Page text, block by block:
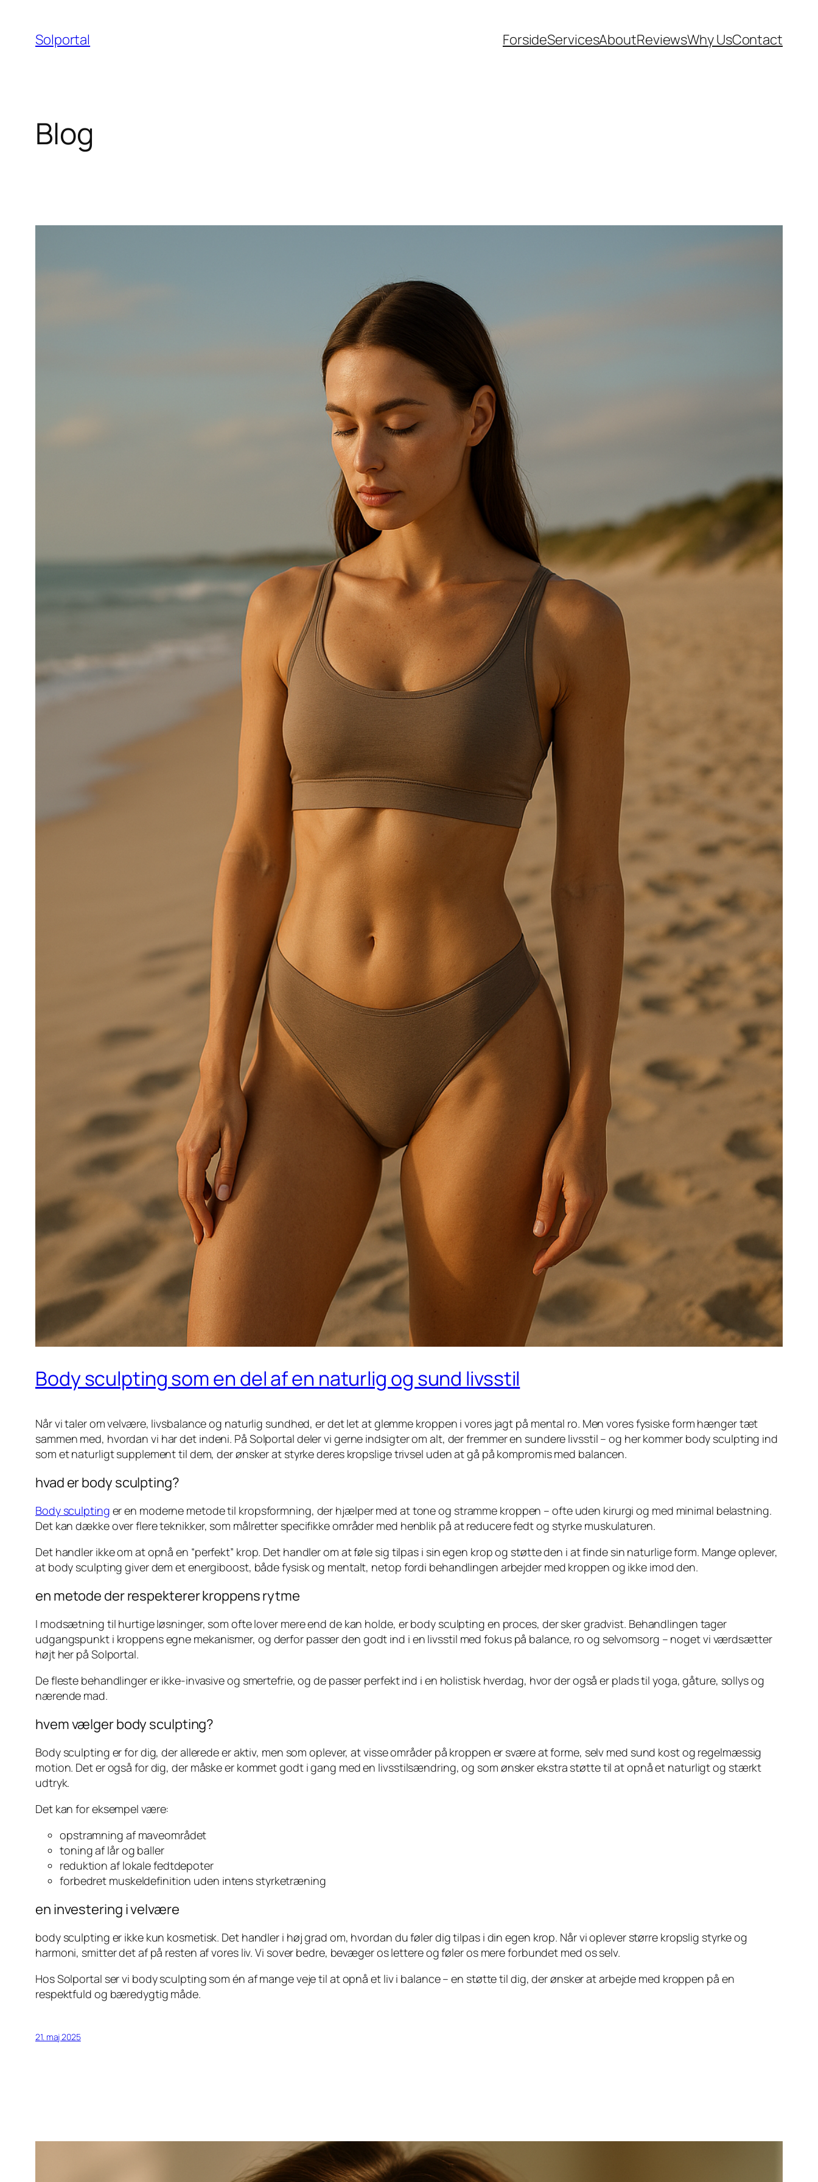
indhold
Solportal ForsideServicesAboutReviewsWhy UsContact
Blog
Body sculpting som en del af en naturlig og sund livsstil
Når vi taler om velvære, livsbalance og naturlig sundhed, er det let at glemme kroppen i vores jagt på mental ro. Men vores fysiske form hænger tæt
sammen med, hvordan vi har det indeni. På Solportal deler vi gerne indsigter om alt, der fremmer en sundere livsstil – og her kommer body sculpting ind
som et naturligt supplement til dem, der ønsker at styrke deres kropslige trivsel uden at gå på kompromis med balancen.
hvad er body sculpting?
Body sculpting er en moderne metode til kropsformning, der hjælper med at tone og stramme kroppen – ofte uden kirurgi og med minimal belastning.
Det kan dække over flere teknikker, som målretter specifikke områder med henblik på at reducere fedt og styrke muskulaturen.
Det handler ikke om at opnå en “perfekt” krop. Det handler om at føle sig tilpas i sin egen krop og støtte den i at finde sin naturlige form. Mange oplever,
at body sculpting giver dem et energiboost, både fysisk og mentalt, netop fordi behandlingen arbejder med kroppen og ikke imod den.
en metode der respekterer kroppens rytme
I modsætning til hurtige løsninger, som ofte lover mere end de kan holde, er body sculpting en proces, der sker gradvist. Behandlingen tager
udgangspunkt i kroppens egne mekanismer, og derfor passer den godt ind i en livsstil med fokus på balance, ro og selvomsorg – noget vi værdsætter
højt her på Solportal.
De fleste behandlinger er ikke-invasive og smertefrie, og de passer perfekt ind i en holistisk hverdag, hvor der også er plads til yoga, gåture, sollys og
nærende mad.
hvem vælger body sculpting?
Body sculpting er for dig, der allerede er aktiv, men som oplever, at visse områder på kroppen er svære at forme, selv med sund kost og regelmæssig
motion. Det er også for dig, der måske er kommet godt i gang med en livsstilsændring, og som ønsker ekstra støtte til at opnå et naturligt og stærkt
udtryk.
Det kan for eksempel være:
opstramning af maveområdet
toning af lår og baller
reduktion af lokale fedtdepoter
forbedret muskeldefinition uden intens styrketræning
en investering i velvære
body sculpting er ikke kun kosmetisk. Det handler i høj grad om, hvordan du føler dig tilpas i din egen krop. Når vi oplever større kropslig styrke og
harmoni, smitter det af på resten af vores liv. Vi sover bedre, bevæger os lettere og føler os mere forbundet med os selv.
Hos Solportal ser vi body sculpting som én af mange veje til at opnå et liv i balance – en støtte til dig, der ønsker at arbejde med kroppen på en
respektfuld og bæredygtig måde.
21. maj 2025